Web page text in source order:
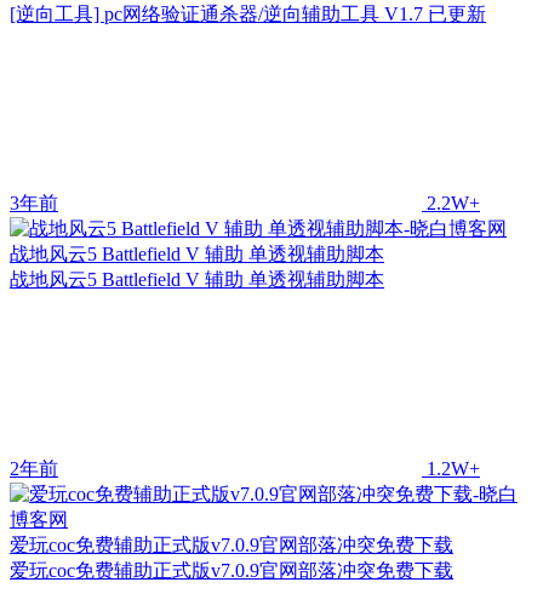
[逆向工具] pc网络验证通杀器/逆向辅助工具 V1.7 已更新
3年前 2.2W+
战地风云5 Battlefield V 辅助 单透视辅助脚本
战地风云5 Battlefield V 辅助 单透视辅助脚本
2年前 1.2W+
爱玩coc免费辅助正式版v7.0.9官网部落冲突免费下载
爱玩coc免费辅助正式版v7.0.9官网部落冲突免费下载